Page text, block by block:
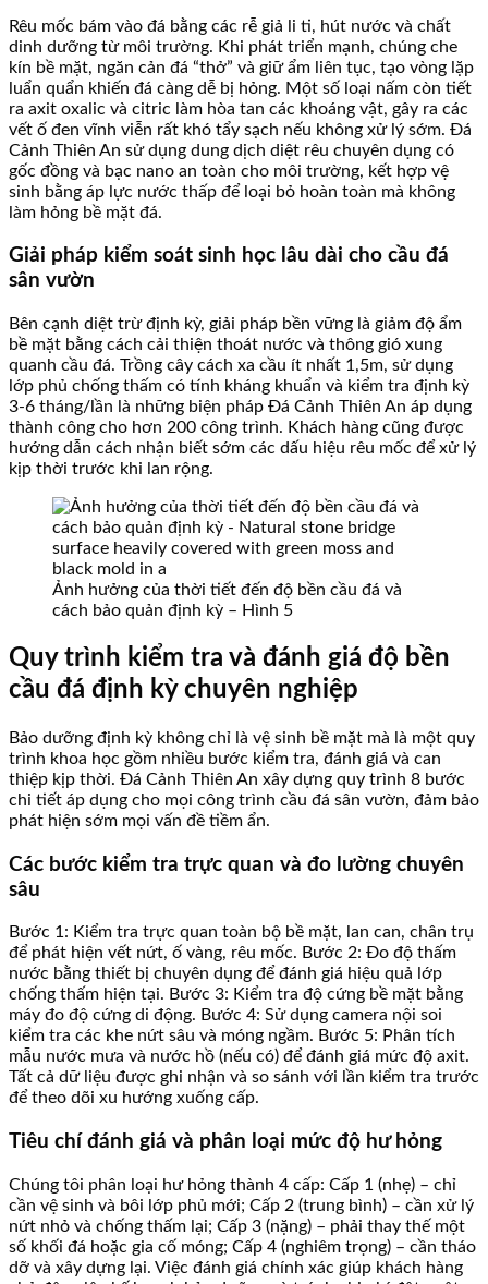
Rêu mốc bám vào đá bằng các rễ giả li ti, hút nước và chất
dinh dưỡng từ môi trường. Khi phát triển mạnh, chúng che
kín bề mặt, ngăn cản đá “thở” và giữ ẩm liên tục, tạo vòng lặp
luẩn quẩn khiến đá càng dễ bị hỏng. Một số loại nấm còn tiết
ra axit oxalic và citric làm hòa tan các khoáng vật, gây ra các
vết ố đen vĩnh viễn rất khó tẩy sạch nếu không xử lý sớm. Đá
Cảnh Thiên An sử dụng dung dịch diệt rêu chuyên dụng có
gốc đồng và bạc nano an toàn cho môi trường, kết hợp vệ
sinh bằng áp lực nước thấp để loại bỏ hoàn toàn mà không
làm hỏng bề mặt đá.
Giải pháp kiểm soát sinh học lâu dài cho cầu đá
sân vườn
Bên cạnh diệt trừ định kỳ, giải pháp bền vững là giảm độ ẩm
bề mặt bằng cách cải thiện thoát nước và thông gió xung
quanh cầu đá. Trồng cây cách xa cầu ít nhất 1,5m, sử dụng
lớp phủ chống thấm có tính kháng khuẩn và kiểm tra định kỳ
3-6 tháng/lần là những biện pháp Đá Cảnh Thiên An áp dụng
thành công cho hơn 200 công trình. Khách hàng cũng được
hướng dẫn cách nhận biết sớm các dấu hiệu rêu mốc để xử lý
kịp thời trước khi lan rộng.
Ảnh hưởng của thời tiết đến độ bền cầu đá và
cách bảo quản định kỳ – Hình 5
Quy trình kiểm tra và đánh giá độ bền
cầu đá định kỳ chuyên nghiệp
Bảo dưỡng định kỳ không chỉ là vệ sinh bề mặt mà là một quy
trình khoa học gồm nhiều bước kiểm tra, đánh giá và can
thiệp kịp thời. Đá Cảnh Thiên An xây dựng quy trình 8 bước
chi tiết áp dụng cho mọi công trình cầu đá sân vườn, đảm bảo
phát hiện sớm mọi vấn đề tiềm ẩn.
Các bước kiểm tra trực quan và đo lường chuyên
sâu
Bước 1: Kiểm tra trực quan toàn bộ bề mặt, lan can, chân trụ
để phát hiện vết nứt, ố vàng, rêu mốc. Bước 2: Đo độ thấm
nước bằng thiết bị chuyên dụng để đánh giá hiệu quả lớp
chống thấm hiện tại. Bước 3: Kiểm tra độ cứng bề mặt bằng
máy đo độ cứng di động. Bước 4: Sử dụng camera nội soi
kiểm tra các khe nứt sâu và móng ngầm. Bước 5: Phân tích
mẫu nước mưa và nước hồ (nếu có) để đánh giá mức độ axit.
Tất cả dữ liệu được ghi nhận và so sánh với lần kiểm tra trước
để theo dõi xu hướng xuống cấp.
Tiêu chí đánh giá và phân loại mức độ hư hỏng
Chúng tôi phân loại hư hỏng thành 4 cấp: Cấp 1 (nhẹ) – chỉ
cần vệ sinh và bôi lớp phủ mới; Cấp 2 (trung bình) – cần xử lý
nứt nhỏ và chống thấm lại; Cấp 3 (nặng) – phải thay thế một
số khối đá hoặc gia cố móng; Cấp 4 (nghiêm trọng) – cần tháo
dỡ và xây dựng lại. Việc đánh giá chính xác giúp khách hàng